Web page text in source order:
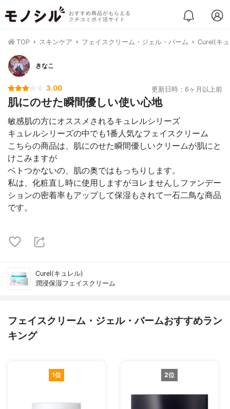
おすすめ商品がもらえる
クチコミポイ活サイト
TOP スキンケア フェイスクリーム・ジェル・バーム Curel(キ
きなこ
3.00 更新日時：6ヶ月以上前
肌にのせた瞬間優しい使い心地
敏感肌の方にオススメされるキュレルシリーズ
キュレルシリーズの中でも1番人気なフェイスクリーム
こちらの商品は、肌にのせた瞬間優しいクリームが肌にと
けこみますが
ベトつかないの、肌の奥ではもっちりします。
私は、化粧直し時に使用しますがヨレませんしファンデー
ションの密着率もアップして保湿もされて一石二鳥な商品
です。
Curel(キュレル)
潤浸保湿フェイスクリーム
フェイスクリーム・ジェル・バームおすすめラン
キング
1位 2位